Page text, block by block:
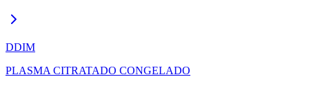
DDIM
PLASMA CITRATADO CONGELADO